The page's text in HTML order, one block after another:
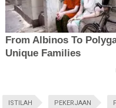
ISTILAH PEKERJAAN